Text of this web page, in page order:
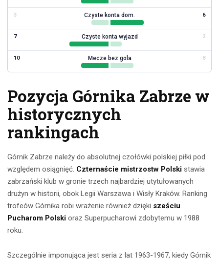
3 Czyste konta dom. 6
7 Czyste konta wyjazd 2
10 Mecze bez gola 8
Pozycja Górnika Zabrze w
historycznych
rankingach
Górnik Zabrze należy do absolutnej czołówki polskiej piłki pod
względem osiągnięć. Czternaście mistrzostw Polski stawia
zabrzański klub w gronie trzech najbardziej utytułowanych
drużyn w historii, obok Legii Warszawa i Wisły Kraków. Ranking
trofeów Górnika robi wrażenie również dzięki sześciu
Pucharom Polski oraz Superpucharowi zdobytemu w 1988
roku.
Szczególnie imponująca jest seria z lat 1963-1967, kiedy Górnik